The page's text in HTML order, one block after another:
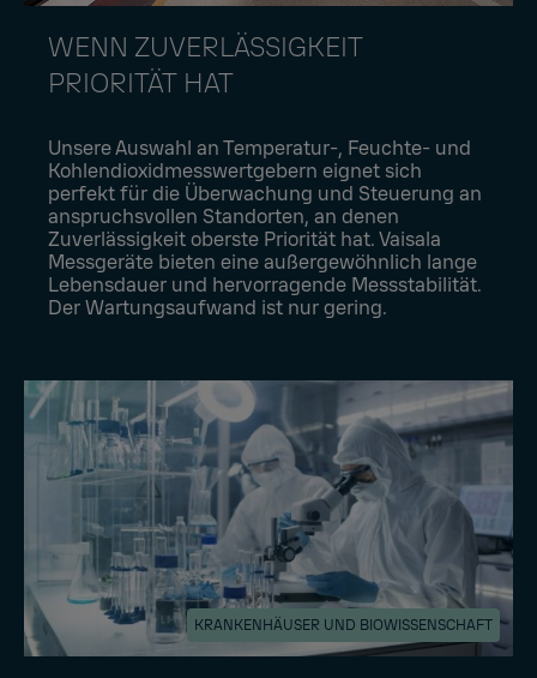
WENN ZUVERLÄSSIGKEIT
PRIORITÄT HAT
Unsere Auswahl an Temperatur-, Feuchte- und
Kohlendioxidmesswertgebern eignet sich
perfekt für die Überwachung und Steuerung an
anspruchsvollen Standorten, an denen
Zuverlässigkeit oberste Priorität hat. Vaisala
Messgeräte bieten eine außergewöhnlich lange
Lebensdauer und hervorragende Messstabilität.
Der Wartungsaufwand ist nur gering.
KRANKENHÄUSER UND BIOWISSENSCHAFT